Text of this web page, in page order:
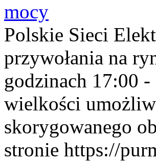
mocy
Polskie Sieci
przywołania na
godzinach 17:00
wielkości
skorygowanego
stronie https://